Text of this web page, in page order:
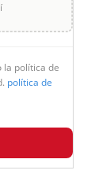
la política de
política de